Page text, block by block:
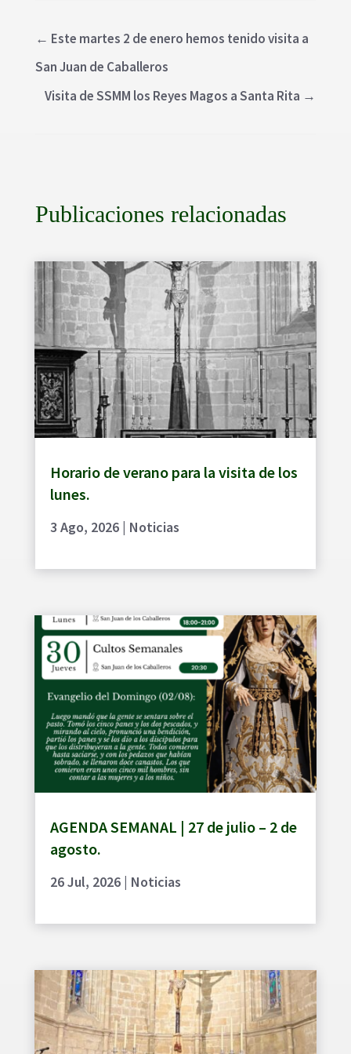
← Este martes 2 de enero hemos tenido visita a
San Juan de Caballeros
Visita de SSMM los Reyes Magos a Santa Rita →
Publicaciones relacionadas
Horario de verano para la visita de los
lunes.
3 Ago, 2026| Noticias
AGENDA SEMANAL | 27 de julio – 2 de
agosto.
26 Jul, 2026| Noticias